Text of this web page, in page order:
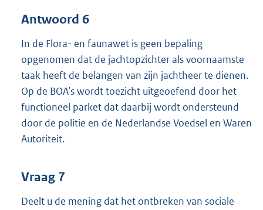
Antwoord 6
In de Flora- en faunawet is geen bepaling
opgenomen dat de jachtopzichter als voornaamste
taak heeft de belangen van zijn jachtheer te dienen.
Op de BOA’s wordt toezicht uitgeoefend door het
functioneel parket dat daarbij wordt ondersteund
door de politie en de Nederlandse Voedsel en Waren
Autoriteit.
Vraag 7
Deelt u de mening dat het ontbreken van sociale